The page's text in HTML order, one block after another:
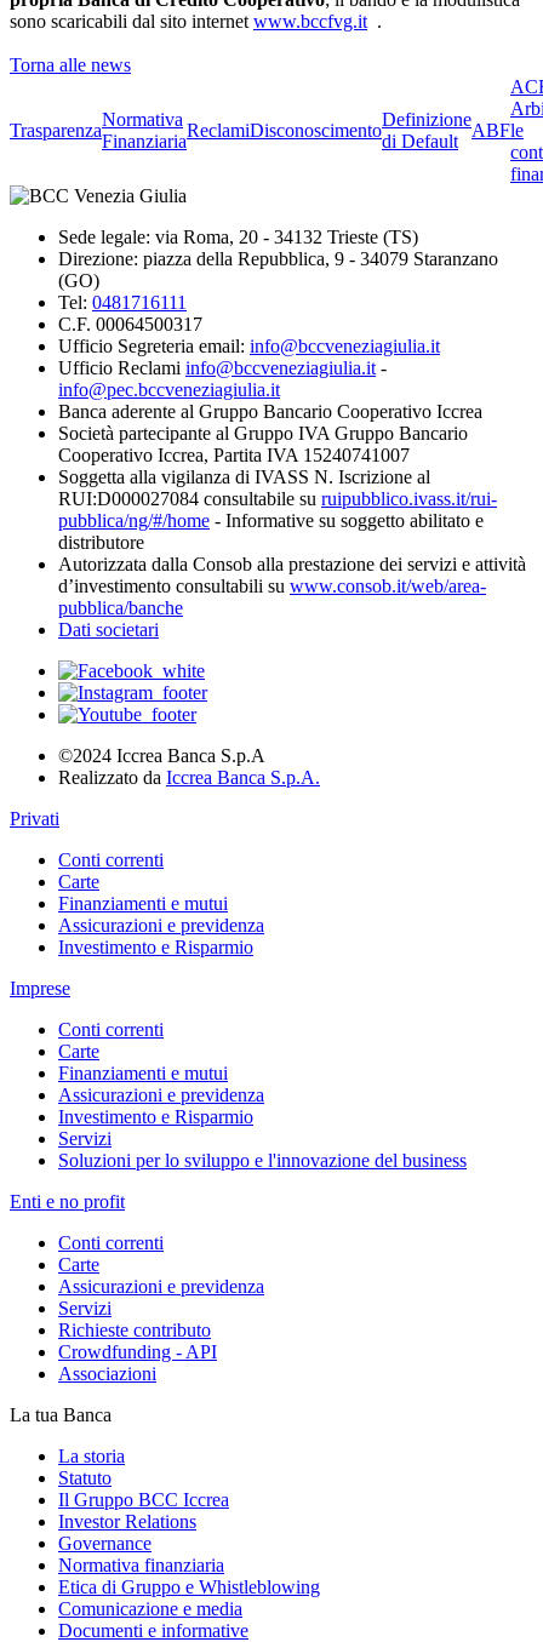
sono scaricabili dal sito internet www.bccfvg.it .
Torna alle news
Trasparenza
Normativa
Finanziaria
ReclamiDisconoscimento
Definizione
di Default
ABFle
Sede legale: via Roma, 20 - 34132 Trieste (TS)
Direzione: piazza della Repubblica, 9 - 34079 Staranzano
(GO)
Tel: 0481716111
C.F. 00064500317
Ufficio Segreteria email: info@bccveneziagiulia.it
Ufficio Reclami info@bccveneziagiulia.it -
info@pec.bccveneziagiulia.it
Banca aderente al Gruppo Bancario Cooperativo Iccrea
Società partecipante al Gruppo IVA Gruppo Bancario
Cooperativo Iccrea, Partita IVA 15240741007
Soggetta alla vigilanza di IVASS N. Iscrizione al
RUI:D000027084 consultabile su ruipubblico.ivass.it/rui-
pubblica/ng/#/home - Informative su soggetto abilitato e
distributore
Autorizzata dalla Consob alla prestazione dei servizi e attività
d’investimento consultabili su www.consob.it/web/area-
pubblica/banche
Dati societari
©2024 Iccrea Banca S.p.A
Realizzato da Iccrea Banca S.p.A.
Privati
Conti correnti
Carte
Finanziamenti e mutui
Assicurazioni e previdenza
Investimento e Risparmio
Imprese
Conti correnti
Carte
Finanziamenti e mutui
Assicurazioni e previdenza
Investimento e Risparmio
Servizi
Soluzioni per lo sviluppo e l'innovazione del business
Enti e no profit
Conti correnti
Carte
Assicurazioni e previdenza
Servizi
Richieste contributo
Crowdfunding - API
Associazioni
La tua Banca
La storia
Statuto
Il Gruppo BCC Iccrea
Investor Relations
Governance
Normativa finanziaria
Etica di Gruppo e Whistleblowing
Comunicazione e media
Documenti e informative